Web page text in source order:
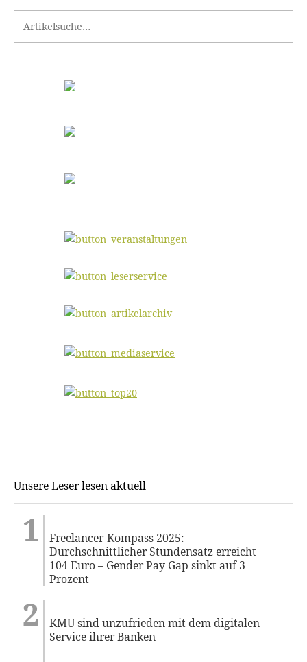
Unsere Leser lesen aktuell
Freelancer-Kompass 2025:
Durchschnittlicher Stundensatz erreicht
104 Euro – Gender Pay Gap sinkt auf 3
Prozent
KMU sind unzufrieden mit dem digitalen
Service ihrer Banken